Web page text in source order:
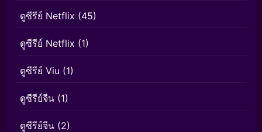
ดูซีรีย์ Netflix (45)
ดูซีรีย์ Netflix (1)
ดูซีรีย์ Viu (1)
ดูซีรีย์จีน (1)
ดูซีรีย์จีน (2)